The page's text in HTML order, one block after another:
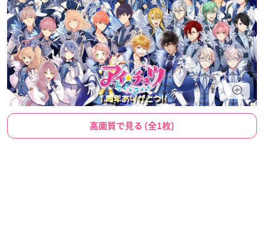
高画質で見る (全1枚)